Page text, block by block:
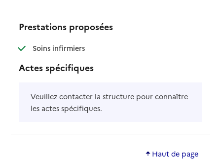
Prestations proposées
Soins infirmiers: disponible
: non disponible
Actes spécifiques
Veuillez contacter la structure pour connaître
les actes spécifiques.
Haut de page